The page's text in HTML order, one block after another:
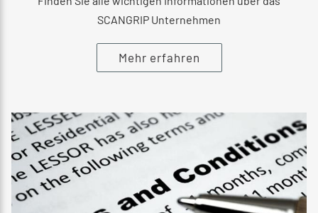
SCANGRIP Unternehmen
Mehr erfahren